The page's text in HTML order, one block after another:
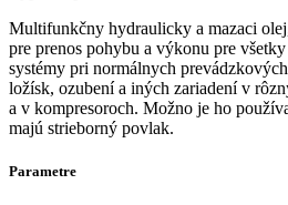
Multifunkčny hydraulicky a mazaci
pre prenos pohybu a výkonu pre
systémy pri normálnych
ložísk, ozubení a iných zariadení v
a v kompresoroch. Možno je ho
majú strieborný povlak.
Parametre